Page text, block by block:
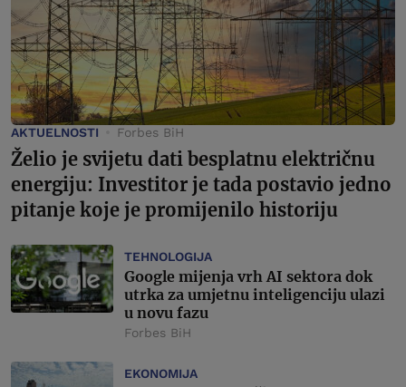
AKTUELNOSTI Forbes BiH
Želio je svijetu dati besplatnu električnu
energiju: Investitor je tada postavio jedno
pitanje koje je promijenilo historiju
TEHNOLOGIJA
Google mijenja vrh AI sektora dok
utrka za umjetnu inteligenciju ulazi
u novu fazu
Forbes BiH
EKONOMIJA